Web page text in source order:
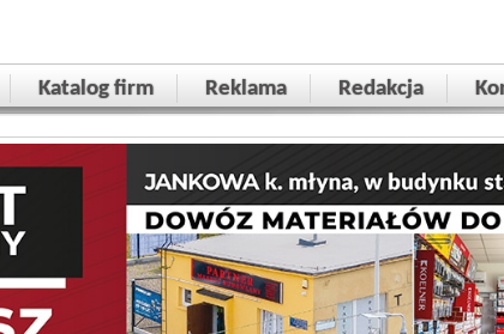
Katalog firm Reklama Redakcja